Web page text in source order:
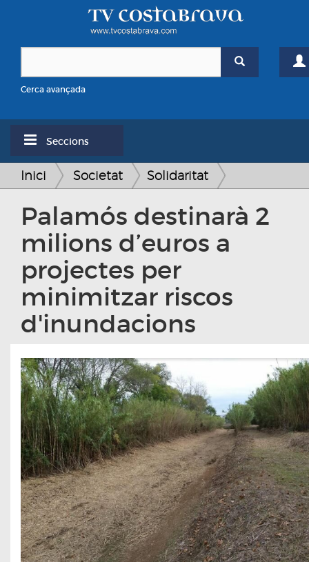
Cerca avançada
Seccions
Inici Societat Solidaritat
Palamós destinarà 2
milions d’euros a
projectes per
minimitzar riscos
d'inundacions